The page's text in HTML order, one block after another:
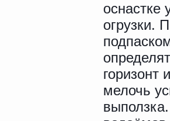
оснастке
огрузки.
горизонт
мелочь